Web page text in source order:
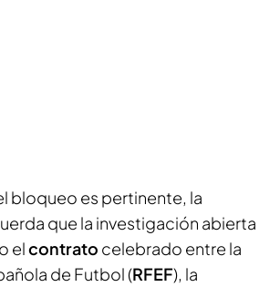
bloqueo es pertinente, la
que la investigación abierta
elcontrato celebrado entre la
de Futbol (RFEF), la